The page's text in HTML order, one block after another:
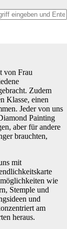
von Frau
Zudem
Klasse, einen
Jeder von uns
Painting
aber für andere
brauchten,
mit
wie
Stemple und
und
am
heraus.